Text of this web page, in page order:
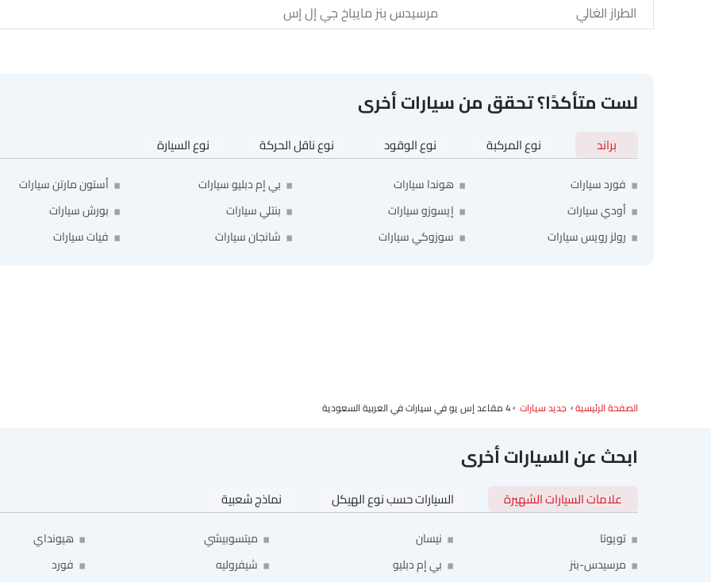
الطراز الغالي
مرسيدس بنز مايباخ جي إل إس
لست متأكدًا؟ تحقق من سيارات أخرى
براند نوع المركبة نوع الوقود نوع ناقل الحركة نوع السيارة
فورد سيارات هوندا سيارات بي إم دبليو سيارات
أستون مارتن سيارات
أودي سيارات
إيسوزو سيارات بنتلي سيارات
بورش سيارات
رولز رويس سيارات
سوزوكي سيارات شانجان سيارات فيات سيارات
الصفحة الرئيسية جديد سيارات 4 مقاعد إس يو في سيارات في العربية السعودية
ابحث عن السيارات أخرى
علامات السيارات الشهيرة السيارات حسب نوع الهيكل نماذج شعبية
تويوتا نيسان ميتسوبيشي هيونداي
مرسيدس-بنز
بي إم دبليو شيفروليه فورد